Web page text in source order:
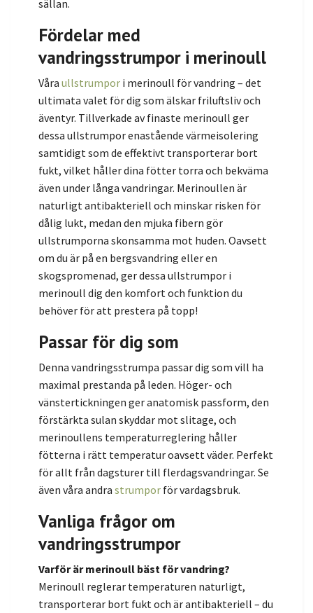
sällan.
Fördelar med
vandringsstrumpor i merinoull
Våra ullstrumpor i merinoull för vandring – det
ultimata valet för dig som älskar friluftsliv och
äventyr. Tillverkade av finaste merinoull ger
dessa ullstrumpor enastående värmeisolering
samtidigt som de effektivt transporterar bort
fukt, vilket håller dina fötter torra och bekväma
även under långa vandringar. Merinoullen är
naturligt antibakteriell och minskar risken för
dålig lukt, medan den mjuka fibern gör
ullstrumporna skonsamma mot huden. Oavsett
om du är på en bergsvandring eller en
skogspromenad, ger dessa ullstrumpor i
merinoull dig den komfort och funktion du
behöver för att prestera på topp!
Passar för dig som
Denna vandringsstrumpa passar dig som vill ha
maximal prestanda på leden. Höger- och
vänstertickningen ger anatomisk passform, den
förstärkta sulan skyddar mot slitage, och
merinoullens temperaturreglering håller
fötterna i rätt temperatur oavsett väder. Perfekt
för allt från dagsturer till flerdagsvandringar. Se
även våra andra strumpor för vardagsbruk.
Vanliga frågor om
vandringsstrumpor
Varför är merinoull bäst för vandring?
Merinoull reglerar temperaturen naturligt,
transporterar bort fukt och är antibakteriell – du